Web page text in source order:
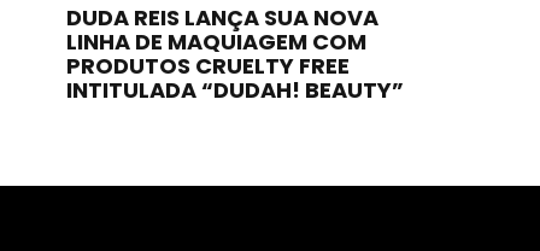
DUDA REIS LANÇA SUA NOVA
LINHA DE MAQUIAGEM COM
PRODUTOS CRUELTY FREE
INTITULADA “DUDAH! BEAUTY”